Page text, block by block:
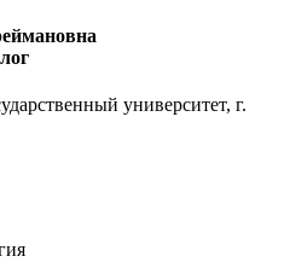
университет, г.